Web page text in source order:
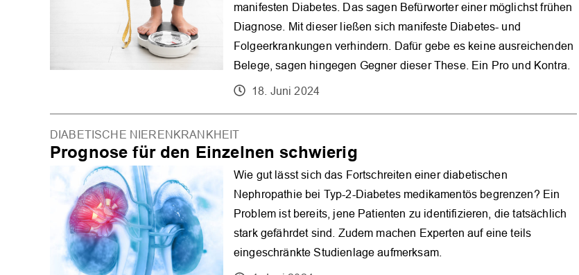
manifesten Diabetes. Das sagen Befürworter einer möglichst frühen
Diagnose. Mit dieser ließen sich manifeste Diabetes- und
Folgeerkrankungen verhindern. Dafür gebe es keine ausreichenden
Belege, sagen hingegen Gegner dieser These. Ein Pro und Kontra.
18. Juni 2024
DIABETISCHE NIERENKRANKHEIT
Prognose für den Einzelnen schwierig
Wie gut lässt sich das Fortschreiten einer diabetischen
Nephropathie bei Typ-2-Diabetes medikamentös begrenzen? Ein
Problem ist bereits, jene Patienten zu identifizieren, die tatsächlich
stark gefährdet sind. Zudem machen Experten auf eine teils
eingeschränkte Studienlage aufmerksam.